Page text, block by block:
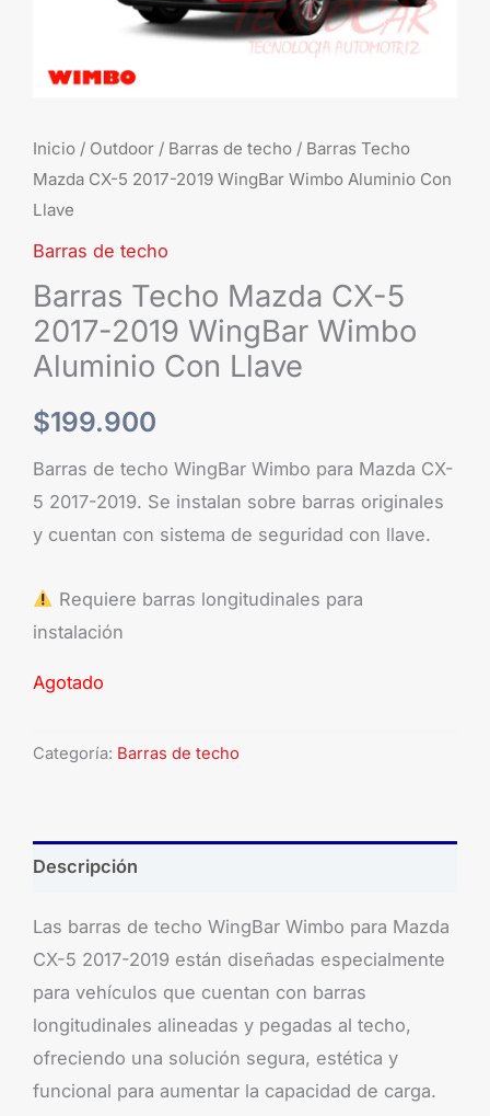
Inicio / Outdoor / Barras de techo / Barras Techo
Mazda CX-5 2017-2019 WingBar Wimbo Aluminio Con
Llave
Barras de techo
Barras Techo Mazda CX-5
2017-2019 WingBar Wimbo
Aluminio Con Llave
$199.900
Barras de techo WingBar Wimbo para Mazda CX-
5 2017-2019. Se instalan sobre barras originales
y cuentan con sistema de seguridad con llave.
Requiere barras longitudinales para
instalación
Agotado
Categoría: Barras de techo
Descripción
Las barras de techo WingBar Wimbo para Mazda
CX-5 2017-2019 están diseñadas especialmente
para vehículos que cuentan con barras
longitudinales alineadas y pegadas al techo,
ofreciendo una solución segura, estética y
funcional para aumentar la capacidad de carga.